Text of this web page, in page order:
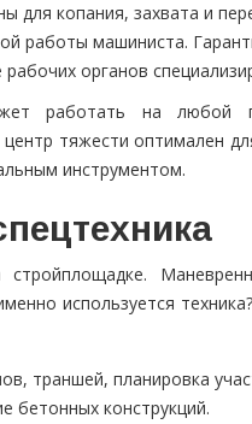
для копания, захвата и
работы машиниста.
органов
работать на любой
тяжести оптимален
инструментом.
используется
траншей, планировка
бетонных конструкций.